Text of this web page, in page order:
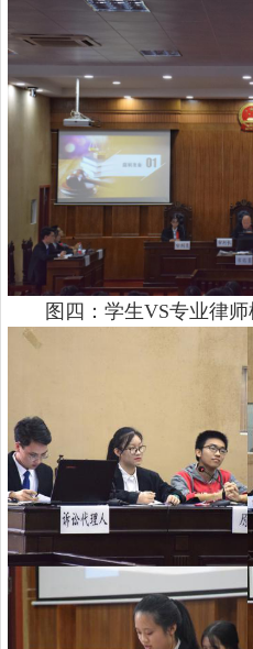
图四：学生VS专业律师